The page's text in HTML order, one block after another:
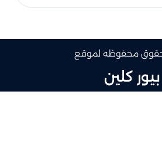
محفوظه لموقع
بيور كلين